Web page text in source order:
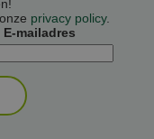
privacy policy.
E-mailadres